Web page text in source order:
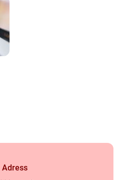
Adress